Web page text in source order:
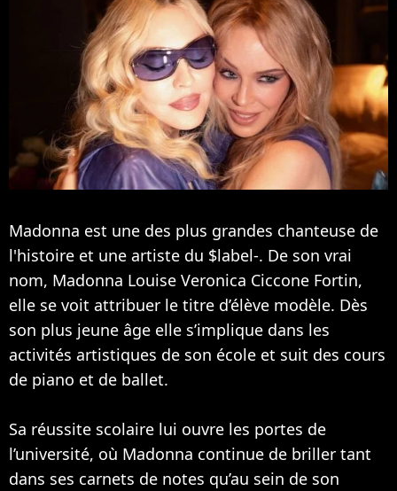
Madonna est une des plus grandes chanteuse de
l'histoire et une artiste du $label-. De son vrai
nom, Madonna Louise Veronica Ciccone Fortin,
elle se voit attribuer le titre d’élève modèle. Dès
son plus jeune âge elle s’implique dans les
activités artistiques de son école et suit des cours
de piano et de ballet.
Sa réussite scolaire lui ouvre les portes de
l’université, où Madonna continue de briller tant
dans ses carnets de notes qu’au sein de son